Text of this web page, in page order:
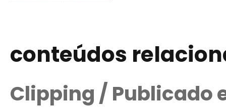
conteúdos
Clipping / Publicado